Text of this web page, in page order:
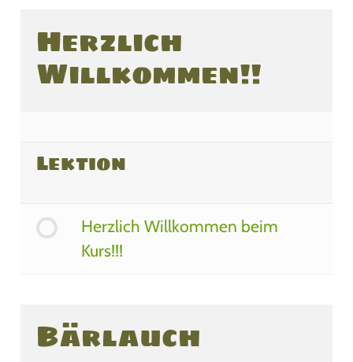
Herzlich
Willkommen!!
Lektion
Herzlich Willkommen beim
Kurs!!!
Bärlauch